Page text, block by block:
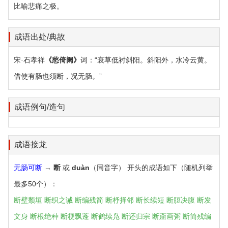
比喻悲痛之极。
成语出处/典故
宋·石孝祥 《愁倚阑》 词：“衰草低衬斜阳。斜阳外，水冷云黄。
借使有肠也须断，况无肠。”
成语例句/造句
成语接龙
无肠可断 → 断 或 duàn （同音字） 开头的成语如下（随机列举
最多50个）：
断壁颓垣 断织之诫 断编残简 断杼择邻 断长续短 断脰决腹 断发
文身 断根绝种 断梗飘蓬 断鹤续凫 断还归宗 断齑画粥 断简残编